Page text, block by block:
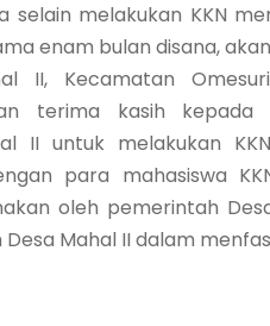
selain melakukan KKN
enam bulan disana,
II, Kecamatan
terima kasih kepada
II untuk melakukan
para mahasiswa
oleh pemerintah
Mahal II dalam